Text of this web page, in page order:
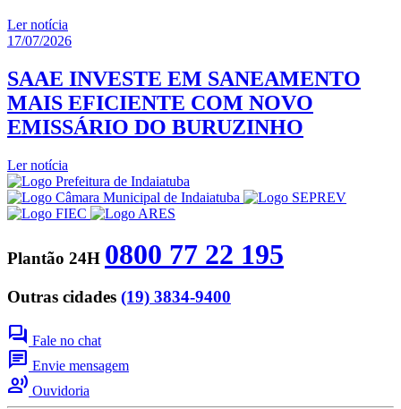
Ler notícia
17/07/2026
SAAE INVESTE EM SANEAMENTO
MAIS EFICIENTE COM NOVO
EMISSÁRIO DO BURUZINHO
Ler notícia
Plantão 24H 0800 77 22 195
Outras cidades (19) 3834-9400
forum Fale no chat
chat Envie mensagem
record_voice_over Ouvidoria